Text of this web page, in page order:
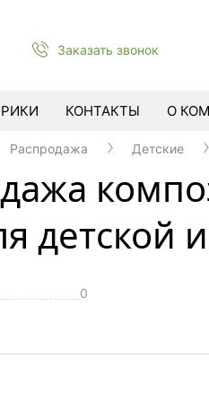
Заказать звонок
КОНТАКТЫ О
Распродажа Детские
детской
0